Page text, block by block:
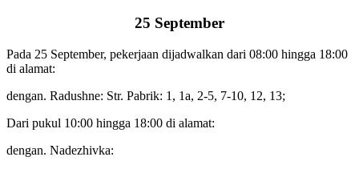
25 September
Pada 25 September, pekerjaan dijadwalkan dari 08:00 hingga 18:00
di alamat:
dengan. Radushne: Str. Pabrik: 1, 1a, 2-5, 7-10, 12, 13;
Dari pukul 10:00 hingga 18:00 di alamat:
dengan. Nadezhivka: